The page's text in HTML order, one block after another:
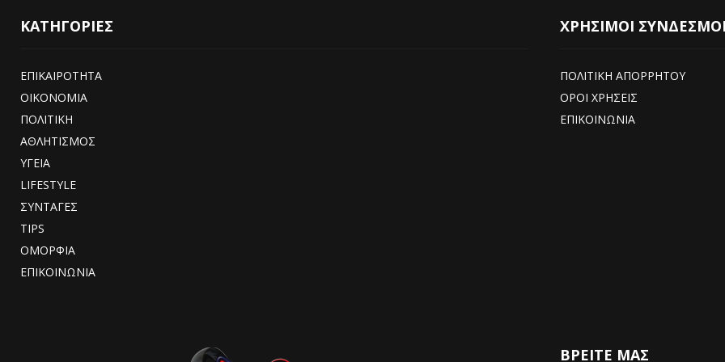
ΚΑΤΗΓΟΡΙΕΣ
ΕΠΙΚΑΙΡΟΤΗΤΑ
ΟΙΚΟΝΟΜΙΑ
ΠΟΛΙΤΙΚΗ
ΑΘΛΗΤΙΣΜΟΣ
ΥΓΕΙΑ
LIFESTYLE
ΣΥΝΤΑΓΕΣ
TIPS
ΟΜΟΡΦΙΑ
ΕΠΙΚΟΙΝΩΝΙΑ
ΧΡΗΣΙΜΟΙ
ΠΟΛΙΤΙΚΗ ΑΠΟΡΡΗΤΟΥ
ΟΡΟΙ ΧΡΗΣΕΙΣ
ΕΠΙΚΟΙΝΩΝΙΑ
ΒΡΕΊΤΕ ΜΑΣ